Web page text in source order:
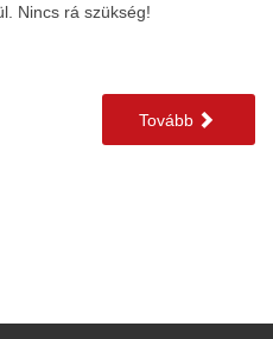
Nincs rá szükség!
Tovább